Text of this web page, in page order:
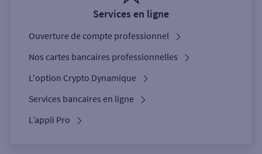
Services en ligne
Ouverture de compte professionnel
Nos cartes bancaires professionnelles
L'option Crypto Dynamique
Services bancaires en ligne
L’appli Pro